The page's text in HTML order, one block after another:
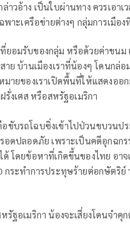
าวอ้าง เป็นใบผ่านทาง ควรเอาเ
พาะเครือข่ายต่างๆ กลุ่มการเมือ
ยอมรับของกลุ่ม หรือด้วยค่าขน
ย บ้านเมืองเราที่น้องๆ โดนกล่อ
มายของเราเปิดพื้นที่ให้แสดงออ
รั่งเศส หรือสหรัฐอเมริกา
ขับรถโฉบซิ่งเข้าไปป่วนขบวนป
อดปลอดภัย เพราะเป็นคดีอุกฉก
โดยข้อหาที่เกิดขึ้นของไทย อาจ
กระทําการประทุษร้ายต่อกษัตริ
รัฐอเมริกา น้องจะเสี่ยงโดนจำ